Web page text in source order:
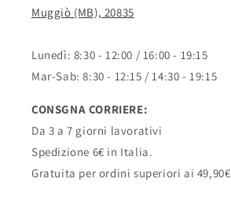
Muggiò (MB), 20835
Lunedì: 8:30 - 12:00 / 16:00 - 19:15
Mar-Sab: 8:30 - 12:15 / 14:30 - 19:15
CONSGNA CORRIERE:
Da 3 a 7 giorni lavorativi
Spedizione 6€ in Italia.
Gratuita per ordini superiori ai 49,90€